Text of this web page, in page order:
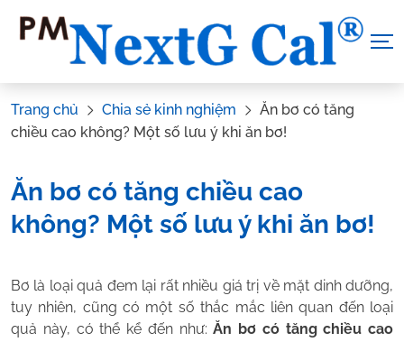
Trang chủ Chia sẻ kinh nghiệm
Ăn bơ có tăng
chiều cao không? Một số lưu ý khi ăn bơ!
Ăn bơ có tăng chiều cao
không? Một số lưu ý khi ăn bơ!
Tác Giả: Nguyễn Thị Hiền Tham vấn y khoa:Dược sĩ Vũ
Thị Hậu
Bơ là loại quả đem lại rất nhiều giá trị về mặt dinh dưỡng,
tuy nhiên, cũng có một số thắc mắc liên quan đến loại
quả này, có thể kể đến như:Ăn bơ có tăng chiều cao